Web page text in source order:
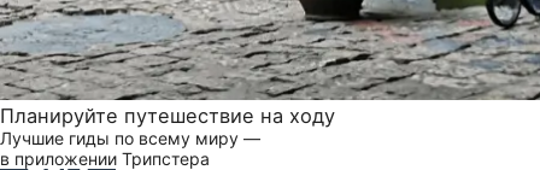
Планируйте путешествие на ходу
Лучшие гиды по всему миру —
в приложении Трипстера